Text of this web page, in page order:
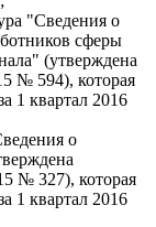
"Сведения о
сферы
(утверждена
№ 594), которая
1 квартал 2016
о
№ 327), которая
1 квартал 2016